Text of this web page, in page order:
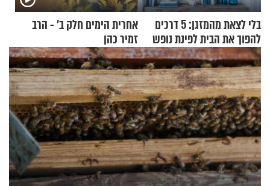
בלי לצאת מהמזגן: 5 דרכים
להפוך את הבית לפינת נופש
מעוצבת
אחרית הימים חלק ב’ - הרב
זמיר כהן